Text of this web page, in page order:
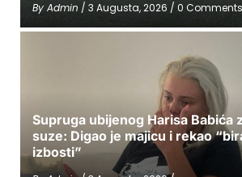
By Admin / 3 Augusta, 2026 / 0 Comments
Supruga ubijenog Harisa Babića
suze: Digao je majicu i rekao
izbosti”